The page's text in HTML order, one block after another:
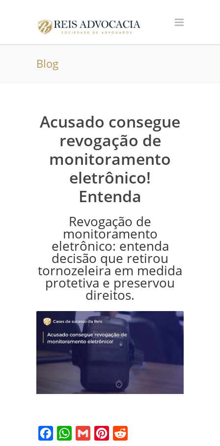
Blog
Acusado consegue
revogação de
monitoramento
eletrônico!
Entenda
Revogação de
monitoramento
eletrônico: entenda
decisão que retirou
tornozeleira em medida
protetiva e preservou
direitos.